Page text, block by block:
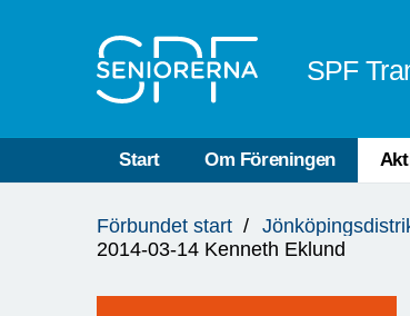
SPF
Start Om Föreningen
är
Förbundet start
2014-03-14 Kenneth Eklund